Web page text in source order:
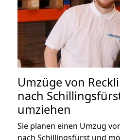
Umzüge von
nach
umziehen
Sie planen einen Umzug
nach Schillingsfürst und